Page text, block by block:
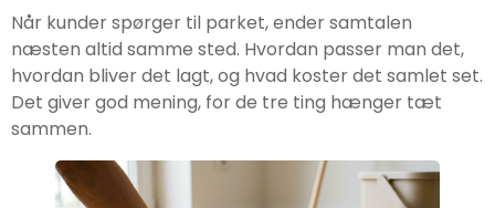
Når kunder spørger til parket, ender samtalen
næsten altid samme sted. Hvordan passer man det,
hvordan bliver det lagt, og hvad koster det samlet set.
Det giver god mening, for de tre ting hænger tæt
sammen.